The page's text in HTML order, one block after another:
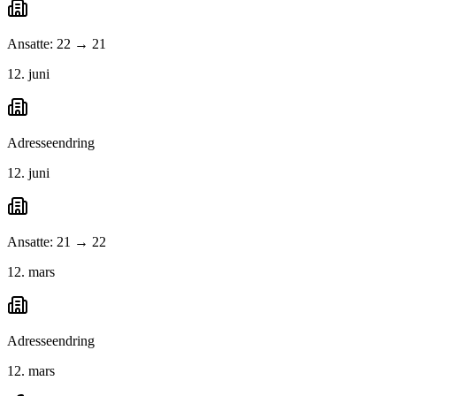
Ansatte: 22 → 21
12. juni
Adresseendring
12. juni
Ansatte: 21 → 22
12. mars
Adresseendring
12. mars